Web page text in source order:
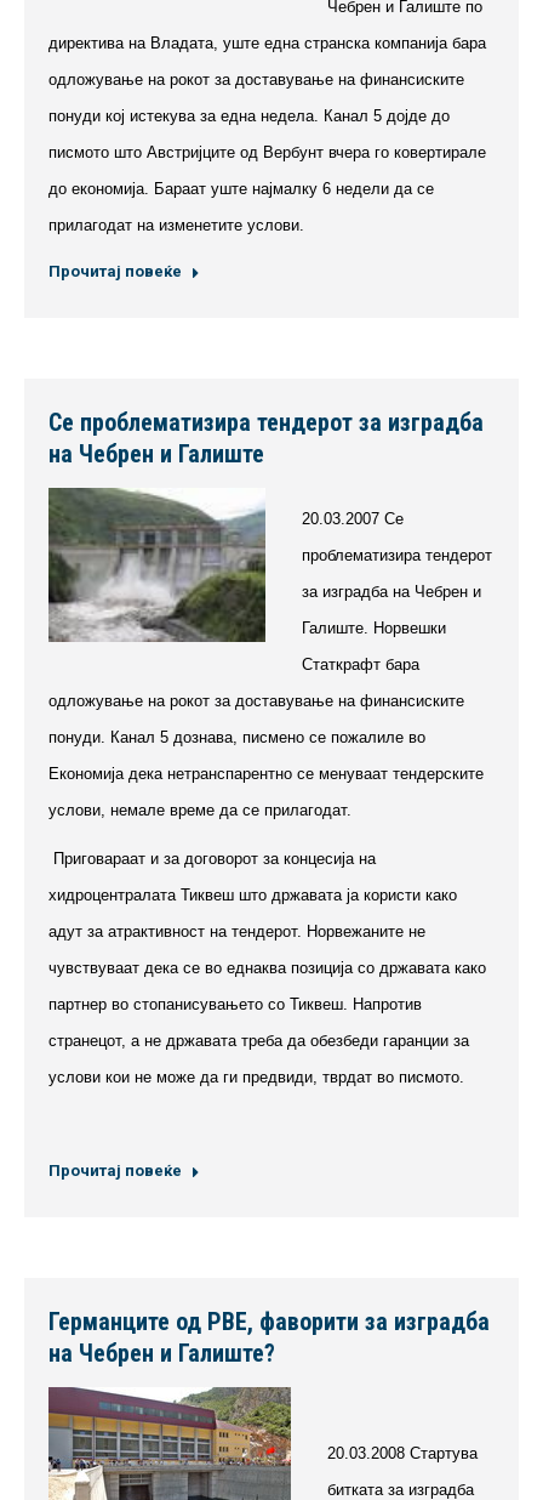
Чебрен и Галиште по
директива на Владата, уште една странска компанија бара
одложување на рокот за доставување на финансиските
понуди кој истекува за една недела. Канал 5 дојде до
писмото што Австријците од Вербунт вчера го ковертирале
до економија. Бараат уште најмалку 6 недели да се
прилагодат на изменетите услови.
Прочитај повеќе
Се проблематизира тендерот за изградба
на Чебрен и Галиште
20.03.2007 Се
проблематизира тендерот
за изградба на Чебрен и
Галиште. Норвешки
Статкрафт бара
одложување на рокот за доставување на финансиските
понуди. Канал 5 дознава, писмено се пожалиле во
Економија дека нетранспарентно се менуваат тендерските
услови, немале време да се прилагодат.
Приговараат и за договорот за концесија на
хидроцентралата Тиквеш што државата ја користи како
адут за атрактивност на тендерот. Норвежаните не
чувствуваат дека се во еднаква позиција со државата како
партнер во стопанисувањето со Тиквеш. Напротив
странецот, а не државата треба да обезбеди гаранции за
услови кои не може да ги предвиди, тврдат во писмото.
Прочитај повеќе
Германците од РВЕ, фаворити за изградба
на Чебрен и Галиште?
20.03.2008 Стартува
битката за изградба